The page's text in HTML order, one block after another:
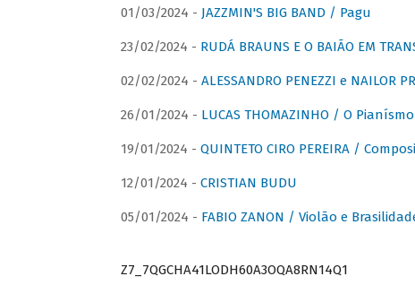
01/03/2024 - JAZZMIN'S BIG BAND / Pagu
23/02/2024 - RUDÁ BRAUNS E O BAIÃO EM
02/02/2024 - ALESSANDRO PENEZZI e NAILOR
26/01/2024 - LUCAS THOMAZINHO / O
19/01/2024 - QUINTETO CIRO PEREIRA /
12/01/2024 - CRISTIAN BUDU
05/01/2024 - FABIO ZANON / Violão e
Z7_7QGCHA41LODH60A3OQA8RN14Q1